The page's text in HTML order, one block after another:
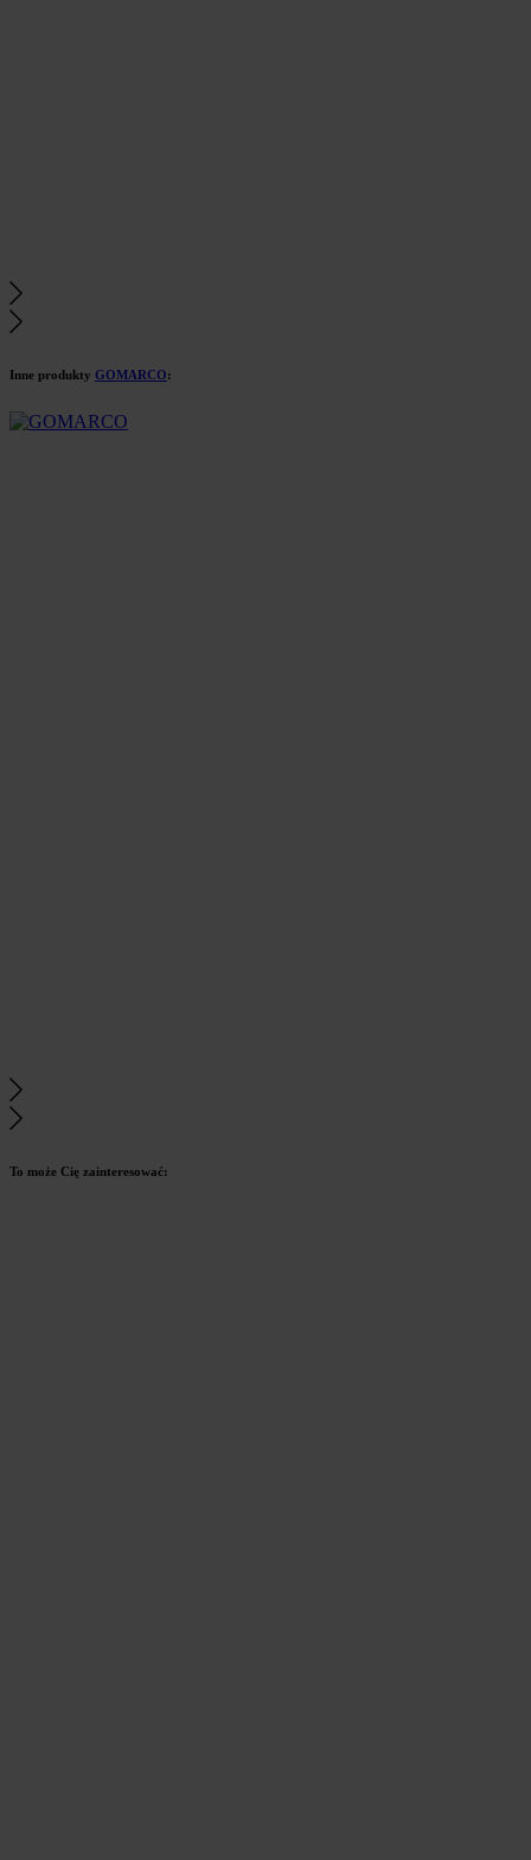
Inne produkty GOMARCO:
To może Cię zainteresować: